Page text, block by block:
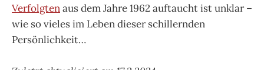
Verfolgtenaus dem Jahre 1962 auftaucht ist unklar –
wie so vieles im Leben dieser schillernden
Persönlichkeit…